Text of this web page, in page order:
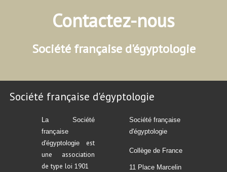
Contactez-nous
Société française d'égyptologie
Société française d'égyptologie
La Société
française
d'égyptologieest
une association
de type loi 1901
Société française
d'égyptologie
Collège de France
11 Place Marcelin